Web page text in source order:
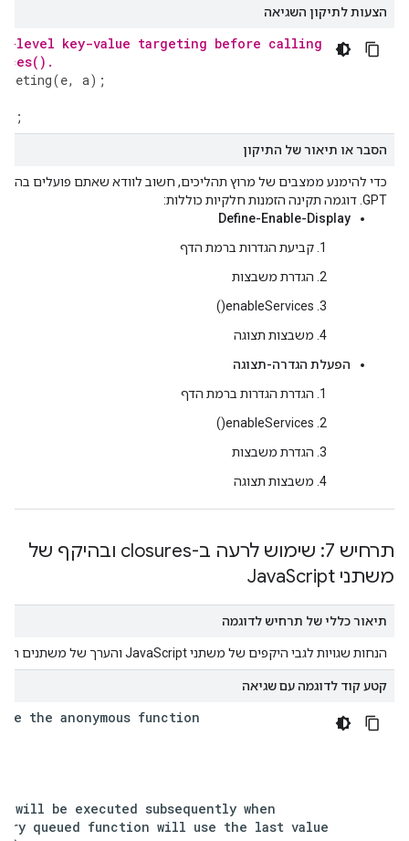
הצעות לתיקון השגיאה
level key-value targeting before calling
(e, a);
הסבר או תיאור של התיקון
כדי להימנע ממצבים של מרוץ תהליכים, חשוב לוודא שאתם פועלים
GPT. דוגמה תקינה הזמנות חלקיות כוללות:
Define-Enable-Display
קביעת הגדרות ברמת הדף
הגדרת משבצות
enableServices()
משבצות תצוגה
הפעלת הגדרה-תצוגה
הגדרת הגדרות ברמת הדף
enableServices()
הגדרת משבצות
משבצות תצוגה
תרחיש 7: שימוש לרעה ב-closures ובהיקף של
משתני Java Script
תיאור כללי של תרחיש לדוגמה
הנחות שגויות לגבי היקפים של משתני JavaScript והערך של משתנים תועד בפונקציה שהועברה אל
קטע קוד לדוגמה עם שגיאה
the anonymous function
will be executed subsequently when
queued function will use the last value